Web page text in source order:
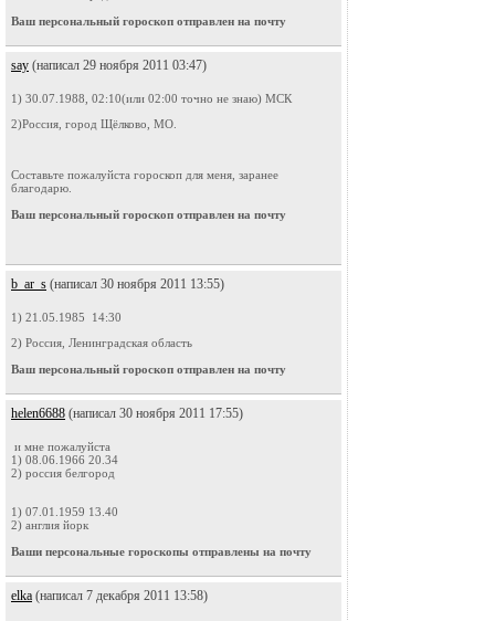
Ваш персональный гороскоп отправлен на почту
say (написал 29 ноября 2011 03:47)
1) 30.07.1988, 02:10(или 02:00 точно не знаю) МСК
2)Россия, город Щёлково, МО.
Составьте пожалуйста гороскоп для меня, заранее
благодарю.
Ваш персональный гороскоп отправлен на почту
b_ar_s (написал 30 ноября 2011 13:55)
1) 21.05.1985 14:30
2) Россия, Ленинградская область
Ваш персональный гороскоп отправлен на почту
helen6688 (написал 30 ноября 2011 17:55)
и мне пожалуйста
1) 08.06.1966 20.34
2) россия белгород
1) 07.01.1959 13.40
2) англия йорк
Ваши персональные гороскопы отправлены на почту
elka (написал 7 декабря 2011 13:58)